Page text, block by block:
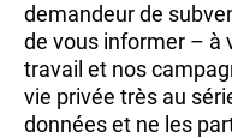
demandeur de
de vous informer – à
travail et nos
vie privée très au
données et ne les